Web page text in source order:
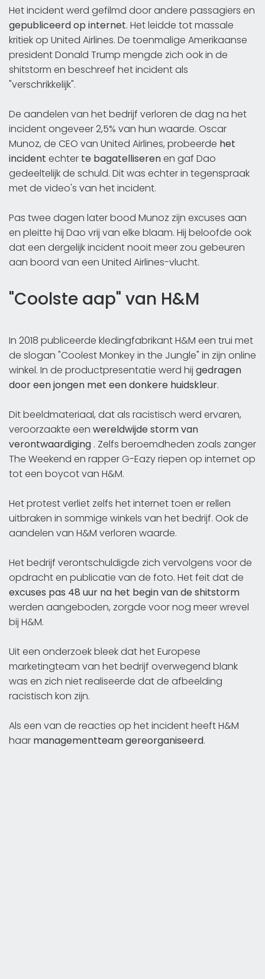
Het incident werd gefilmd door andere passagiers en
gepubliceerd op internet. Het leidde tot massale
kritiek op United Airlines. De toenmalige Amerikaanse
president Donald Trump mengde zich ook in de
shitstorm en beschreef het incident als
"verschrikkelijk".
De aandelen van het bedrijf verloren de dag na het
incident ongeveer 2,5% van hun waarde. Oscar
Munoz, de CEO van United Airlines, probeerde het
incident echter te bagatelliserenen gaf Dao
gedeeltelijk de schuld. Dit was echter in tegenspraak
met de video's van het incident.
Pas twee dagen later bood Munoz zijn excuses aan
en pleitte hij Dao vrij van elke blaam. Hij beloofde ook
dat een dergelijk incident nooit meer zou gebeuren
aan boord van een United Airlines-vlucht.
"Coolste aap" van H&M
In 2018 publiceerde kledingfabrikant H&M een trui met
de slogan "Coolest Monkey in the Jungle" in zijn online
winkel. In de productpresentatie werd hij gedragen
door een jongen met een donkere huidskleur.
Dit beeldmateriaal, dat als racistisch werd ervaren,
veroorzaakte een wereldwijde storm van
verontwaardiging . Zelfs beroemdheden zoals zanger
The Weekend en rapper G-Eazy riepen op internet op
tot een boycot van H&M.
Het protest verliet zelfs het internet toen er rellen
uitbraken in sommige winkels van het bedrijf. Ook de
aandelen van H&M verloren waarde.
Het bedrijf verontschuldigde zich vervolgens voor de
opdracht en publicatie van de foto. Het feit dat de
excuses pas 48 uur na het begin van de shitstorm
werden aangeboden, zorgde voor nog meer wrevel
bij H&M.
Uit een onderzoek bleek dat het Europese
marketingteam van het bedrijf overwegend blank
was en zich niet realiseerde dat de afbeelding
racistisch kon zijn.
Als een van de reacties op het incident heeft H&M
haar managementteam gereorganiseerd.